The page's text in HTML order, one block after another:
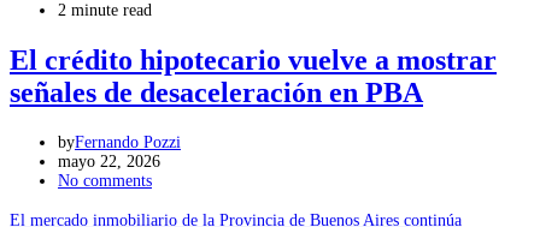
2 minute read
El crédito hipotecario vuelve a mostrar
señales de desaceleración en PBA
byFernando Pozzi
mayo 22, 2026
No comments
El mercado inmobiliario de la Provincia de Buenos Aires continúa